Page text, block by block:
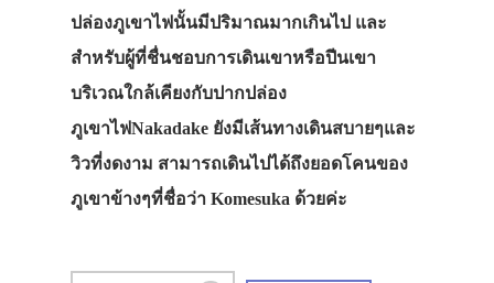
ปล่องภูเขาไฟนั้นมีปริมาณมากเกินไป และ
สำหรับผู้ที่ชื่นชอบการเดินเขาหรือปีนเขา
บริเวณใกล้เคียงกับปากปล่อง
ภูเขาไฟNakadake ยังมีเส้นทางเดินสบายๆและ
วิวที่งดงาม สามารถเดินไปได้ถึงยอดโคนของ
ภูเขาข้างๆที่ชื่อว่า Komesuka ด้วยค่ะ